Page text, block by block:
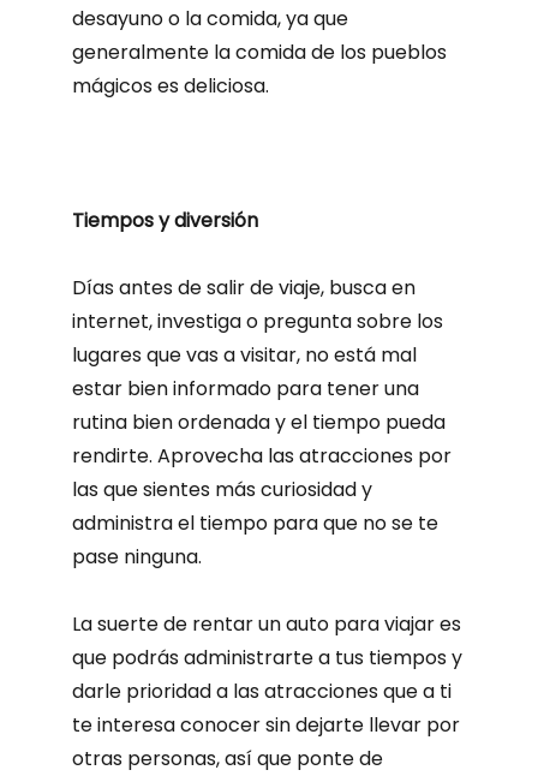
desayuno o la comida, ya que
generalmente la comida de los pueblos
mágicos es deliciosa.
Tiempos y diversión
Días antes de salir de viaje, busca en
internet, investiga o pregunta sobre los
lugares que vas a visitar, no está mal
estar bien informado para tener una
rutina bien ordenada y el tiempo pueda
rendirte. Aprovecha las atracciones por
las que sientes más curiosidad y
administra el tiempo para que no se te
pase ninguna.
La suerte de rentar un auto para viajar es
que podrás administrarte a tus tiempos y
darle prioridad a las atracciones que a ti
te interesa conocer sin dejarte llevar por
otras personas, así que ponte de